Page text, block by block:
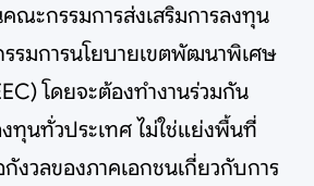
คณะกรรมการส่งเสริมการลงทุน
รมการนโยบายเขตพัฒนาพิเศษ
โดยจะต้องทำงานร่วมกัน
งทุนทั่วประเทศ ไม่ใช่แย่งพื้นที่
วลของภาคเอกชนเกี่ยวกับการ